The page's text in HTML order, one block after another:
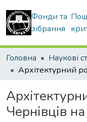
Фонди та
зібрання
Головна Наукові
Чернівців